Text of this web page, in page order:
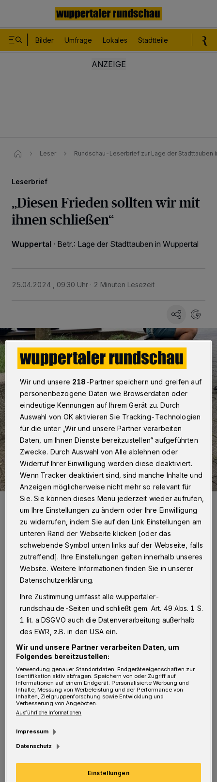
Bilder Umfrage Lokales Stadtteile
Leser Rundschau-Leserbrief zur Lage der Stadttauben
Leserbrief
„Diesen Frieden sollten wir mit
ihnen schließen“
Wuppertal · Betr.: Lage der Stadttauben in Wuppertal
25.04.2024 , 09:30 Uhr 2 Minuten Lesezeit
Tauben in Barmen auf der Suche nach Futter.
Foto: Wuppertaler Rundschau/jak
S ie leiden still vor sich hin …
Sie hungern weil sie keine artgerechte
Nahrung finden …
Sie bekommen von Pommes, Brot und Abfällen
Bauchschmerzen und Durchfall …
Sie verletzen sich an Spikes und anderen
tierschutzwidrigen Maßnahmen …
aufgespießt, getreten und überfahren ..
Sie werden missachtet und als „Ratten der
Wir und unsere 218-Partner speichern und greifen auf
personenbezogene Daten wie Browserdaten oder
eindeutige Kennungen auf Ihrem Gerät zu. Durch
Auswahl von OK aktivieren Sie Tracking-Technologien
für die unter „Wir und unsere Partner verarbeiten
Daten, um Ihnen Dienste bereitzustellen“ aufgeführten
Zwecke. Durch Auswahl von Alle ablehnen oder
Widerruf Ihrer Einwilligung werden diese deaktiviert.
Wenn Tracker deaktiviert sind, sind manche Inhalte und
Anzeigen möglicherweise nicht mehr so relevant für
Sie. Sie können dieses Menü jederzeit wieder aufrufen,
um Ihre Einstellungen zu ändern oder Ihre Einwilligung
zu widerrufen, indem Sie auf den Link Einstellungen am
unteren Rand der Webseite klicken [oder das
schwebende Symbol unten links auf der Webseite, falls
zutreffend]. Ihre Einstellungen gelten innerhalb unseres
Website. Weitere Informationen finden Sie in unserer
Datenschutzerklärung.
Ihre Zustimmung umfasst alle wuppertaler-
rundschau.de-Seiten und schließt gem. Art. 49 Abs. 1 S.
1 lit. a DSGVO auch die Datenverarbeitung außerhalb
des EWR, z.B. in den USA ein.
Wir und unsere Partner verarbeiten Daten, um
Folgendes bereitzustellen:
Verwendung genauer Standortdaten. Endgeräteeigenschaften zur
Identifikation aktiv abfragen. Speichern von oder Zugriff auf
Informationen auf einem Endgerät. Personalisierte Werbung und
Inhalte, Messung von Werbeleistung und der Performance von
Inhalten, Zielgruppenforschung sowie Entwicklung und
Verbesserung von Angeboten.
Ausführliche Informationen
Impressum
Datenschutz
Einstellungen